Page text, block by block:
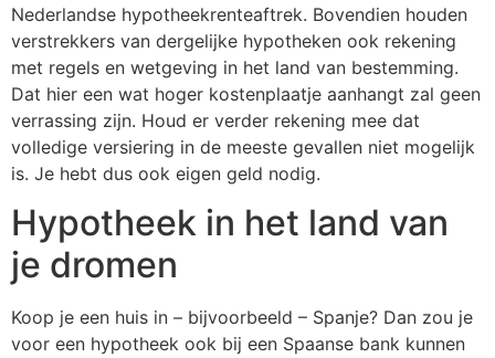
Nederlandse hypotheekrenteaftrek. Bovendien houden
verstrekkers van dergelijke hypotheken ook rekening
met regels en wetgeving in het land van bestemming.
Dat hier een wat hoger kostenplaatje aanhangt zal geen
verrassing zijn. Houd er verder rekening mee dat
volledige versiering in de meeste gevallen niet mogelijk
is. Je hebt dus ook eigen geld nodig.
Hypotheek in het land van
je dromen
Koop je een huis in – bijvoorbeeld – Spanje? Dan zou je
voor een hypotheek ook bij een Spaanse bank kunnen